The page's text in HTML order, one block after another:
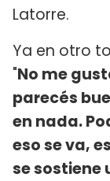
Latorre.
Ya en otro
"No me
parecés
en nada.
eso se va,
se sostiene